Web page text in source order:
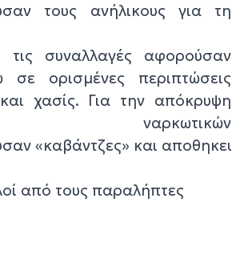
τους ανήλικους για τη
τις συναλλαγές αφορούσαν
σε ορισμένες περιπτώσεις
χασίς. Για την απόκρυψη
«καβάντζες» και
από τους παραλήπτες